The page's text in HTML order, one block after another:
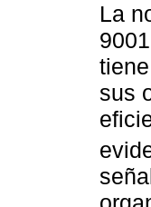
La
sus